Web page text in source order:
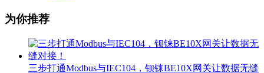
为你推荐
三步打通Modbus与IEC104，钡铼BE10X网关让数据无缝